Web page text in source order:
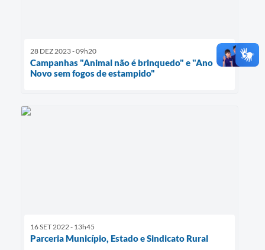
28 DEZ 2023 - 09h20
Campanhas "Animal não é brinquedo" e "Ano
Novo sem fogos de estampido"
16 SET 2022 - 13h45
Parceria Município, Estado e Sindicato Rural